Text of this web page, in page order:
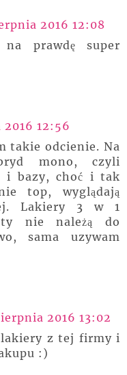
2016 12:08
prawdę super
12:56
takie odcienie. Na
mono, czyli
i bazy, choć i tak
top, wyglądają
Lakiery 3 w 1
nie należą do
sama uzywam
2016 13:02
lakiery z tej firmy i
:)